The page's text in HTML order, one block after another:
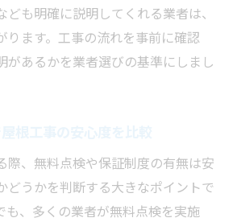
も明確に説明してくれる業者は、
ります。工事の流れを事前に確認
があるかを業者選びの基準にしまし
際、無料点検や保証制度の有無は安
どうかを判断する大きなポイントで
も、多くの業者が無料点検を実施